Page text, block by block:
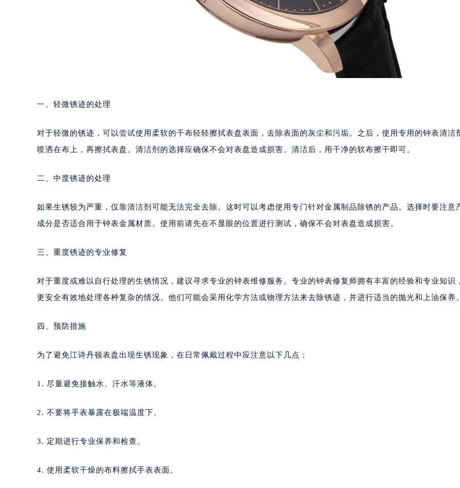
一、轻微锈迹的处理
对于轻微的锈迹，可以尝试使用柔软的干布轻轻擦拭表盘表面，去除表面的灰尘和污垢。之后，使用专用的钟表清洁
喷洒在布上，再擦拭表盘。清洁剂的选择应确保不会对表盘造成损害。清洁后，用干净的软布擦干即可。
二、中度锈迹的处理
如果生锈较为严重，仅靠清洁剂可能无法完全去除。这时可以考虑使用专门针对金属制品除锈的产品。选择时要注意
成分是否适合用于钟表金属材质。使用前请先在不显眼的位置进行测试，确保不会对表盘造成损害。
三、重度锈迹的专业修复
对于重度或难以自行处理的生锈情况，建议寻求专业的钟表维修服务。专业的钟表修复师拥有丰富的经验和专业知识
更安全有效地处理各种复杂的情况。他们可能会采用化学方法或物理方法来去除锈迹，并进行适当的抛光和上油保养。
四、预防措施
为了避免江诗丹顿表盘出现生锈现象，在日常佩戴过程中应注意以下几点：
1. 尽量避免接触水、汗水等液体。
2. 不要将手表暴露在极端温度下。
3. 定期进行专业保养和检查。
4. 使用柔软干燥的布料擦拭手表表面。